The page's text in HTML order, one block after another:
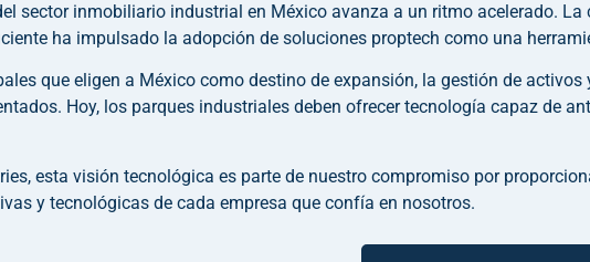
sector inmobiliario industrial en México avanza a un ritmo acelerado.
ha impulsado la adopción de soluciones proptech como una
que eligen a México como destino de expansión, la gestión de
Hoy, los parques industriales deben ofrecer tecnología capaz de
esta visión tecnológica es parte de nuestro compromiso por
y tecnológicas de cada empresa que confía en nosotros.